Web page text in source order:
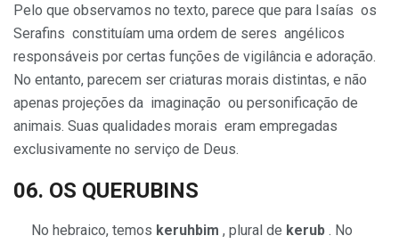
Pelo que observamos no texto, parece que para Isaías os
Serafins constituíam uma ordem de seres angélicos
responsáveis por certas funções de vigilância e adoração.
No entanto, parecem ser criaturas morais distintas, e não
apenas projeções da imaginação ou personificação de
animais. Suas qualidades morais eram empregadas
exclusivamente no serviço de Deus.
06. OS QUERUBINS
No hebraico, temos keruhbim , plural de kerub . No